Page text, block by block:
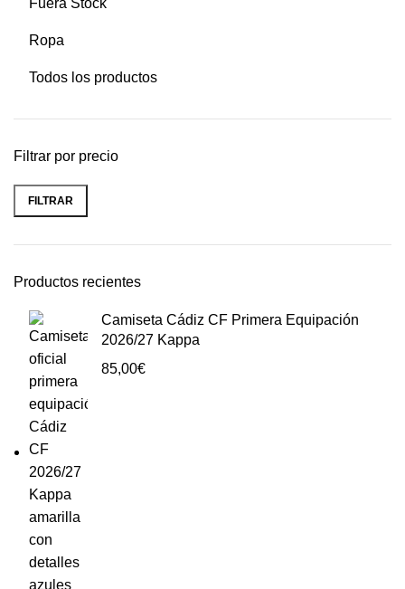
Fuera Stock
Ropa
Todos los productos
Filtrar por precio
FILTRAR
Productos recientes
Camiseta Cádiz CF Primera Equipación
2026/27 Kappa
85,00€